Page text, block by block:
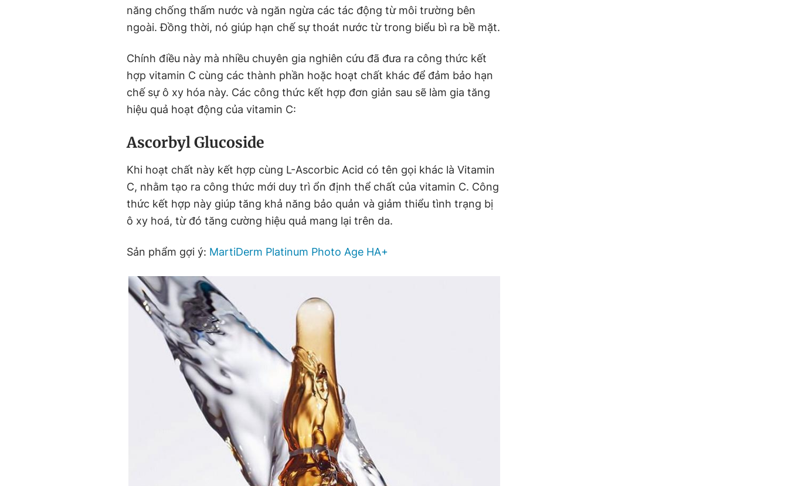
năng chống thấm nước và ngăn ngừa các tác động từ môi trường bên
ngoài. Đồng thời, nó giúp hạn chế sự thoát nước từ trong biểu bì ra bề mặt.
Chính điều này mà nhiều chuyên gia nghiên cứu đã đưa ra công thức kết
hợp vitamin C cùng các thành phần hoặc hoạt chất khác để đảm bảo hạn
chế sự ô xy hóa này. Các công thức kết hợp đơn giản sau sẽ làm gia tăng
hiệu quả hoạt động của vitamin C:
Ascorbyl Glucoside
Khi hoạt chất này kết hợp cùng L-Ascorbic Acid có tên gọi khác là Vitamin
C, nhằm tạo ra công thức mới duy trì ổn định thể chất của vitamin C. Công
thức kết hợp này giúp tăng khả năng bảo quản và giảm thiểu tình trạng bị
ô xy hoá, từ đó tăng cường hiệu quả mang lại trên da.
Sản phẩm gợi ý: MartiDerm Platinum Photo Age HA+